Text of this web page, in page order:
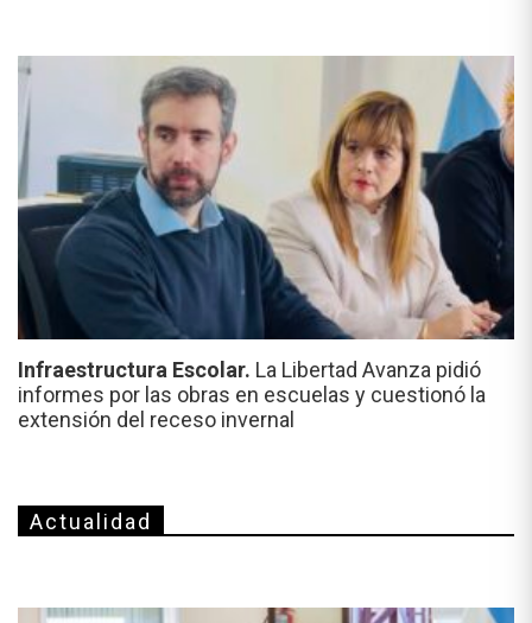
Infraestructura Escolar. La Libertad Avanza pidió
informes por las obras en escuelas y cuestionó la
extensión del receso invernal
Actualidad